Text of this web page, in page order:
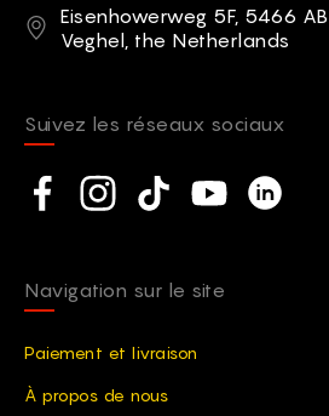
Adresse
Eisenhowerweg 5F, 5466 AB
Veghel, the Netherlands
Suivez les réseaux sociaux
Social network
Facebook
Instagram
TikTokYouTubeLinkedin
Navigation sur le site
Paiement et livraison
À propos de nous